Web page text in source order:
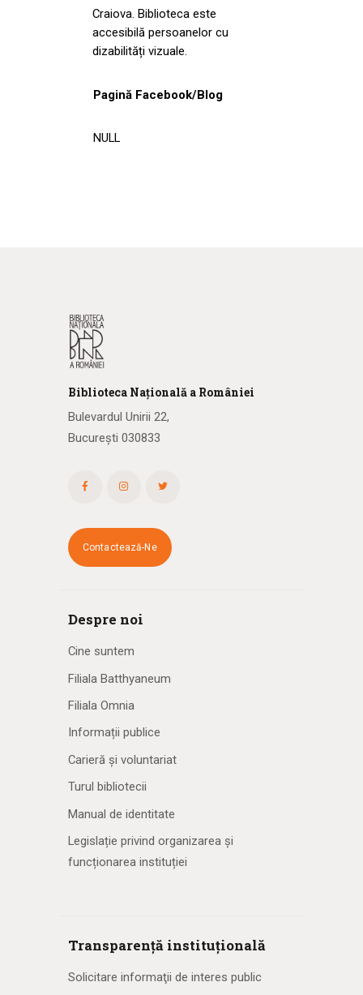
Craiova. Biblioteca este
accesibilă persoanelor cu
dizabilități vizuale.
Pagină Facebook/Blog
NULL
Biblioteca Națională a României
Bulevardul Unirii 22,
București 030833
Contactează-Ne
Despre noi
Cine suntem
Filiala Batthyaneum
Filiala Omnia
Informații publice
Carieră și voluntariat
Turul bibliotecii
Manual de identitate
Legislație privind organizarea și
funcționarea instituției
Transparență instituțională
Solicitare informaţii de interes public